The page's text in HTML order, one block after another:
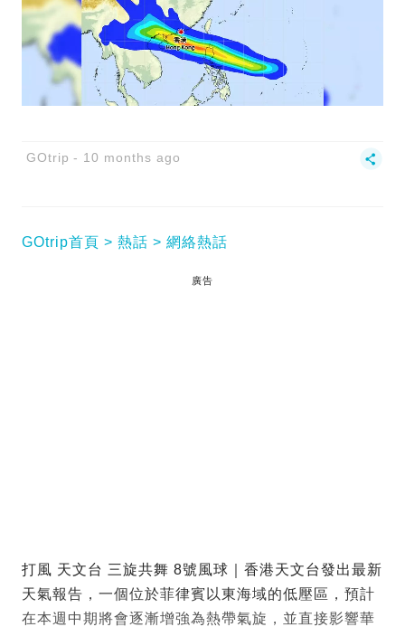
GOtrip 10 months ago
GOtrip首頁 熱話 網絡熱話
廣告
打風 天文台 三旋共舞 8號風球｜香港天文台發出最新
天氣報告，一個位於菲律賓以東海域的低壓區，預計
在本週中期將會逐漸增強為熱帶氣旋，並直接影響華